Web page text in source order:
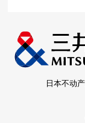
日本不动